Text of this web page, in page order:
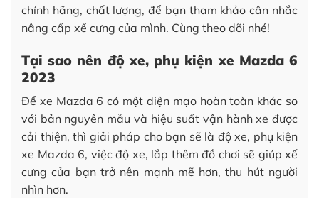
chính hãng, chất lượng, để bạn tham khảo cân nhắc
nâng cấp xế cưng của mình. Cùng theo dõi nhé!
Tại sao nên độ xe, phụ kiện xe Mazda 6
2023
Để xe Mazda 6 có một diện mạo hoàn toàn khác so
với bản nguyên mẫu và hiệu suất vận hành xe được
cải thiện, thì giải pháp cho bạn sẽ là độ xe, phụ kiện
xe Mazda 6, việc độ xe, lắp thêm đồ chơi sẽ giúp xế
cưng của bạn trở nên mạnh mẽ hơn, thu hút người
nhìn hơn.